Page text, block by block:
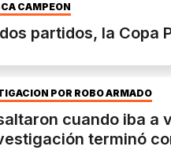
CAMPEÓN
partidos, la Copa
POR ROBO ARMADO
cuando iba a
terminó